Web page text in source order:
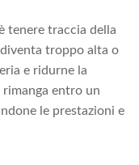
tenere traccia della
troppo alta o
e ridurne la
entro un
le prestazioni e